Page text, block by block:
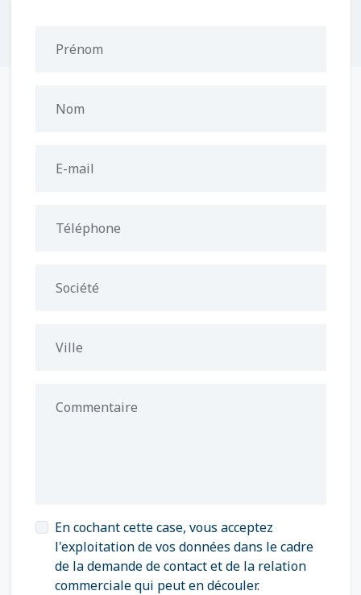
Prénom
Nom
E-mail
Téléphone
Société
Ville
Commentaire
En cochant cette case, vous acceptez
l'exploitation de vos données dans le cadre
de la demande de contact et de la relation
commerciale qui peut en découler.